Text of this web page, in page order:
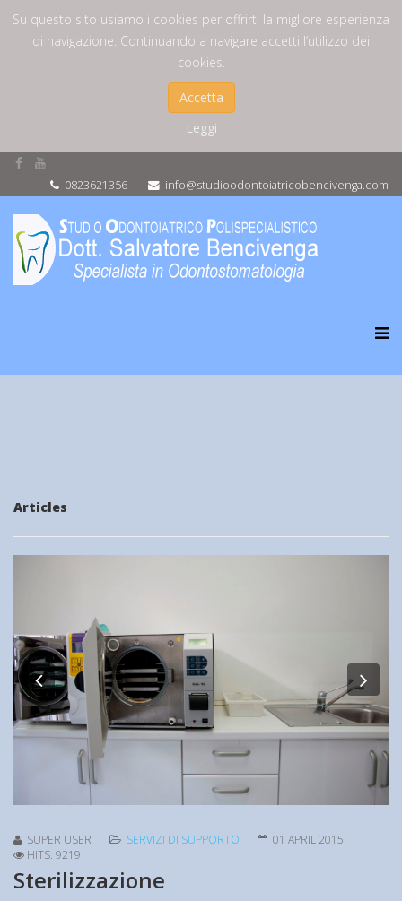
Su questo sito usiamo i cookies per offrirti la migliore esperienza
di navigazione. Continuando a navigare accetti l’utilizzo dei
cookies.
Accetta
Leggi
0823621356 info@studioodontoiatricobencivenga.com
Articles
Previous
SUPER USER SERVIZI DI SUPPORTO
01 APRIL 2015
HITS: 9219
Sterilizzazione